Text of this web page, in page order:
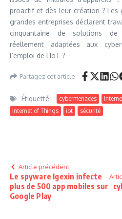
proactif et dès leur création ? Les
grandes entreprises déclarent
cinquantaine de solutions
réellement adaptées aux
l’emploi de l’IoT ?
Partagez cet article
Étiquetté : cybermenaces
Internet of Things
iot sécurité
Article précédent
Le spyware Igexin infecte
plus de 500 app mobiles sur
Google Play